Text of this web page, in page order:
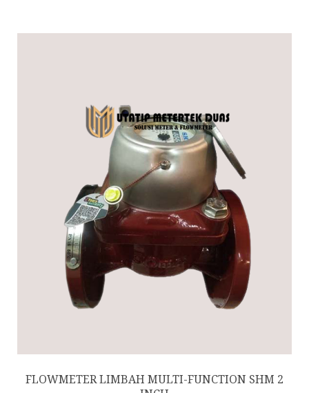
FLOWMETER LIMBAH MULTI-FUNCTION SHM 2